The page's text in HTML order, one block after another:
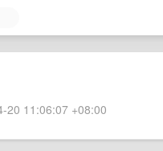
20 11:06:07 +08:00